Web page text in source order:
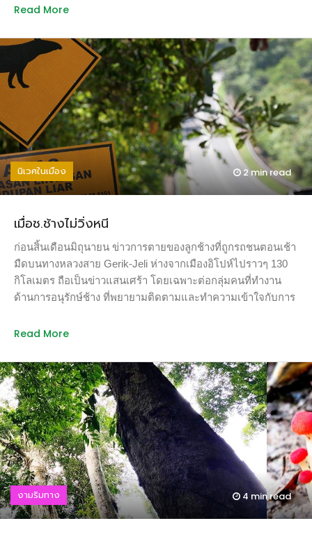
ความรู้เท่าไม่ถึงการณ์ เหนือสิ่งอื่นใด การเฝ้าดูสัตว์เหล่านี้เป็น
บันเทิงใจยิ่งกว่าการเดินทางข้ามน้ำข้ามทะเลข้ามทวีปไปดูสัตว์
ป่าในแอฟริกา ซึ่งเสียเงินทริปละนับแสนเสียอีก
เมื่อได้ยินคนนั่งร้องเพลง […]
การตายก่อนวัยอันควรของพลโลก (25.5 ล้านคน) จากคำแนะนำ
เข้าไปในแต่ละวันควรเป็นเท่าใด เพื่อที่จะให้การลดความเสี่ยงดัง
กล่าวเเละประชาชนปฏิบัติได้” เพราะหลายหน่วยงานของหลาย
ประเทศต่างก็มีคำแนะนำที่ต่างกัน เช่น The World Cancer
Research Fund แนะนำให้กินอย่างน้อย 400 กรัมต่อวัน ในขณะที่
องค์การอนามัยโลกและหน่วยงานด้านสาธารณสุขของสหราช
อาณาจักรแนะนำให้กินที่ 500 กรัมต่อวัน ซึ่งต่างกับปริมาณ
แนะนำที่ 600 กรัมต่อวัน 650-750 กรัมต่อวัน และ 640-800 กรัม
ต่อวัน ของสวีเดน เดนมาร์ค และสหรัฐอเมริกา ตามลำดับ ใน
กรณีขององค์การอนามัยโลก หากผู้อ่านต้องการเห็นความแตก
ต่างในคำแนะนำของแต่ละประเทศในโลกนี้ที่มีความหลากหลาย
>>> www.who.int/dietphysicalactivity/publications/
สถานศึกษาในบางประเทศเช่น Imperial College London นั้นให้
ข้อมูลว่า การกินผักและผลไม้ 5 ส่วน (portion) […]
Read More
นิเวศในเมือง 2 minread
เมื่อช.ช้างไม่วิ่งหนี
ก่อนสิ้นเดือนมิถุนายน ข่าวการตายของลูกช้างที่ถูกรถชนตอนเช้า
มืดบนทางหลวงสาย Gerik-Jeli ห่างจากเมืองอิโปห์ไปราวๆ 130
กิโลเมตร ถือเป็นข่าวแสนเศร้า โดยเฉพาะต่อกลุ่มคนที่ทำงาน
ด้านการอนุรักษ์ช้าง ที่พยายามติดตามและทำความเข้าใจกับการ
(Royal Belum National Park) ทางตอนเหนือของรัฐเปรัค ซึ่งเป็น
ชาติบางลางในจังหวัดยะลาของประเทศไทย สาเหตุของอุบัติเหตุ
ครั้งนี้ไม่อาจจะโทษคนขับรถที่วิ่งเข้าชนลูกช้างอย่างเดียว แต่
เบื้องลึกเบื้องหลังที่เป็นสาเหตุจริงๆ มีองค์ประกอบมากกว่านั้น ใน
ช่วง 5-6 ปีที่ผ่านมา มีสัตว์ป่าไม่น้อยกว่า 2 พันตัว ที่ถูกฆ่าโดยยาน
พาหนะบนถนน มีทั้ง สมเสร็จ ลิง แมวดาว อีเห็น หมูป่า และที่เป็น
ข่าวสุดเศร้าเมื่อปีที่แล้ว ก็คือข่าวที่แม่เสือที่กำลังตั้งท้องลูกสองตัว
ถูกรถชนตายข้างป่าสงวนราเซา (Rasau Forest Reserve) ในรัฐ
ตรังกานู เหตุที่มีสัตว์ป่าจำนวนมากตายด้วยอุบัติเหตุจากรถชน ก็
เนื่องมาจากการขยายเส้นทางคมนาคมในประเทศมาเลเซียที่มี
เส้นทางหลักๆ มากกว่า 60 สายที่เป็นทางหลวง ส่วนพื้นที่ที่ถือว่า
Read More
งามริมทาง 4 minread